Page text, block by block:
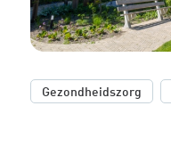
Gezondheidszorg